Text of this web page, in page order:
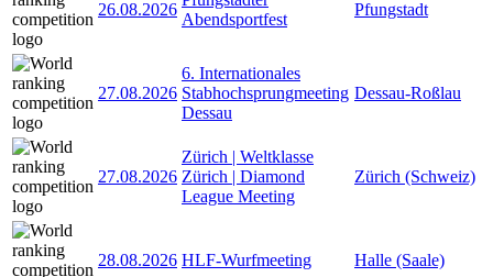
26.08.2026
Abendsportfest
Pfungstadt
27.08.2026
6. Internationales
Stabhochsprungmeeting
Dessau
Dessau-Roßlau
27.08.2026
Zürich | Weltklasse
Zürich | Diamond
League Meeting
Zürich (Schweiz)
28.08.2026 HLF-Wurfmeeting Halle (Saale)